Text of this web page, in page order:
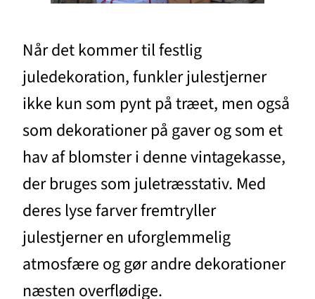
Når det kommer til festlig
juledekoration, funkler julestjerner
ikke kun som pynt på træet, men også
som dekorationer på gaver og som et
hav af blomster i denne vintagekasse,
der bruges som juletræsstativ. Med
deres lyse farver fremtryller
julestjerner en uforglemmelig
atmosfære og gør andre dekorationer
næsten overflødige.